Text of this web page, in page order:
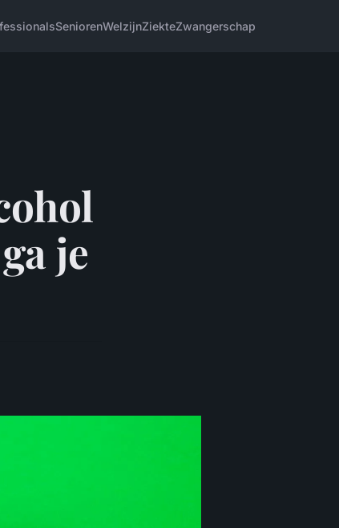
SeniorenWelzijnZiekteZwangerschap
je